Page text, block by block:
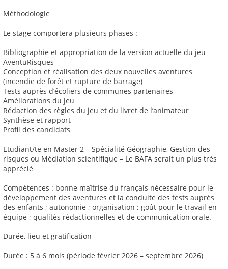
Méthodologie
Le stage comportera plusieurs phases :
Bibliographie et appropriation de la version actuelle du jeu
AventuRisques
Conception et réalisation des deux nouvelles aventures
(incendie de forêt et rupture de barrage)
Tests auprès d’écoliers de communes partenaires
Améliorations du jeu
Rédaction des règles du jeu et du livret de l’animateur
Synthèse et rapport
Profil des candidats
Etudiant/te en Master 2 – Spécialité Géographie, Gestion des
risques ou Médiation scientifique – Le BAFA serait un plus très
apprécié
Compétences : bonne maîtrise du français nécessaire pour le
développement des aventures et la conduite des tests auprès
des enfants ; autonomie ; organisation ; goût pour le travail en
équipe ; qualités rédactionnelles et de communication orale.
Durée, lieu et gratification
Durée : 5 à 6 mois (période février 2026 – septembre 2026)